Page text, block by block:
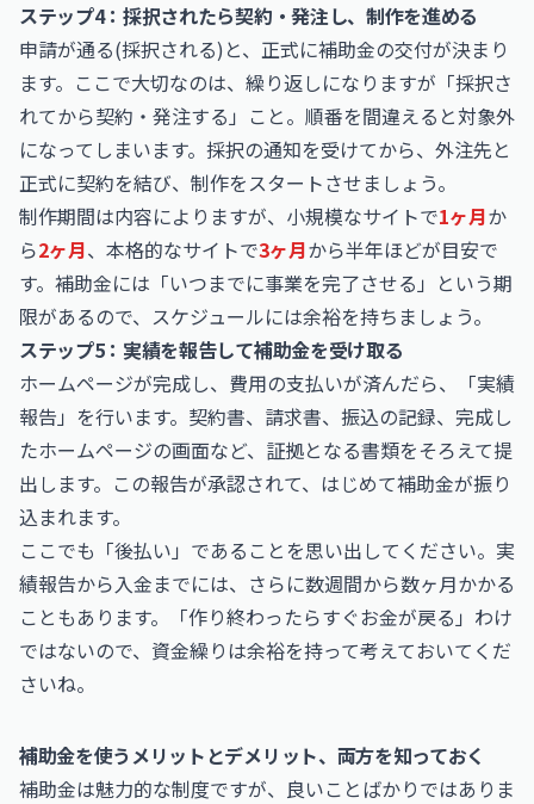
ステップ4：採択されたら契約・発注し、制作を進める
申請が通る(採択される)と、正式に補助金の交付が決まり
ます。ここで大切なのは、繰り返しになりますが「採択さ
れてから契約・発注する」こと。順番を間違えると対象外
になってしまいます。採択の通知を受けてから、外注先と
正式に契約を結び、制作をスタートさせましょう。
制作期間は内容によりますが、小規模なサイトで1ヶ月か
ら2ヶ月、本格的なサイトで3ヶ月から半年ほどが目安で
す。補助金には「いつまでに事業を完了させる」という期
限があるので、スケジュールには余裕を持ちましょう。
ステップ5：実績を報告して補助金を受け取る
ホームページが完成し、費用の支払いが済んだら、「実績
報告」を行います。契約書、請求書、振込の記録、完成し
たホームページの画面など、証拠となる書類をそろえて提
出します。この報告が承認されて、はじめて補助金が振り
込まれます。
ここでも「後払い」であることを思い出してください。実
績報告から入金までには、さらに数週間から数ヶ月かかる
こともあります。「作り終わったらすぐお金が戻る」わけ
ではないので、資金繰りは余裕を持って考えておいてくだ
さいね。
補助金を使うメリットとデメリット、両方を知っておく
補助金は魅力的な制度ですが、良いことばかりではありま